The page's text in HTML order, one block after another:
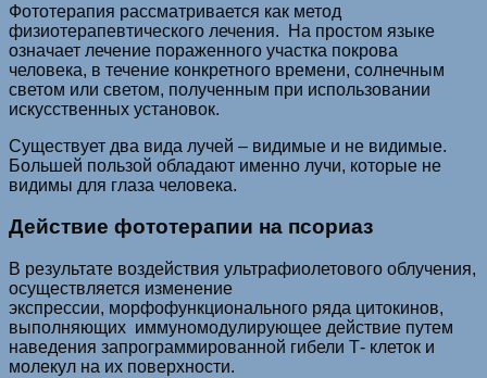
Фототерапия рассматривается как метод
физиотерапевтического лечения. На простом языке
означает лечение пораженного участка покрова
человека, в течение конкретного времени, солнечным
светом или светом, полученным при использовании
искусственных установок.
Существует два вида лучей – видимые и не видимые.
Большей пользой обладают именно лучи, которые не
видимы для глаза человека.
Действие фототерапии на псориаз
В результате воздействия ультрафиолетового облучения,
осуществляется изменение
экспрессии, морфофункционального ряда цитокинов,
выполняющих иммуномодулирующее действие путем
наведения запрограммированной гибели Т- клеток и
молекул на их поверхности.